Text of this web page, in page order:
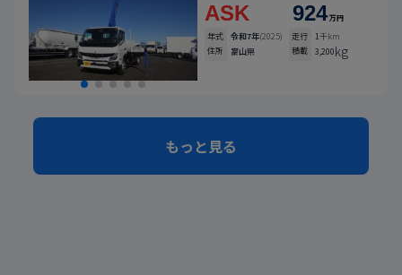
ASK 924万円
年式 令和7年(2025) 走行 1千km
積載
3,200kg
住所 富山県
もっと見る